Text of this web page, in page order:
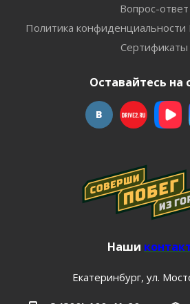
Вопрос-ответ
Политика
Сертификаты
Оставайтесь на
Наши
Екатеринбург, ул.